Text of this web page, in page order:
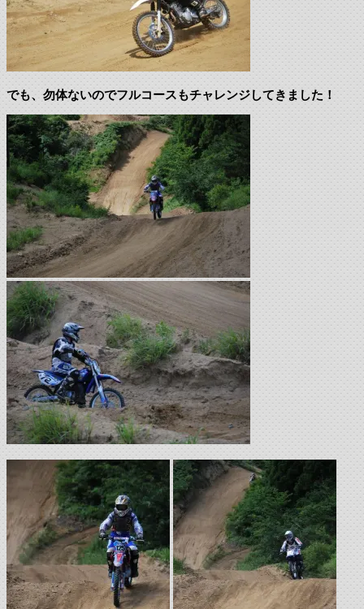
でも、勿体ないのでフルコースもチャレンジしてきました！